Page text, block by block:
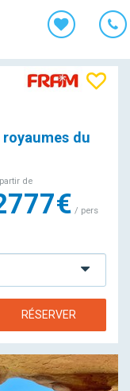
du
de
/ pers
RÉSERVER